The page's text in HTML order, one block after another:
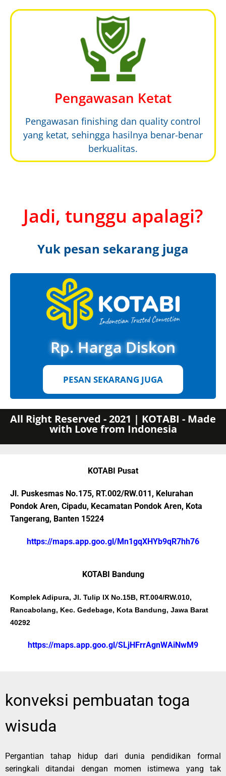
Pengawasan Ketat
Pengawasan finishing dan quality control
yang ketat, sehingga hasilnya benar-benar
berkualitas.
Jadi, tunggu apalagi?
Yuk pesan sekarang juga
Rp. Harga Diskon
PESAN SEKARANG JUGA
All Right Reserved - 2021 | KOTABI - Made
with Love from Indonesia
KOTABI Pusat
Jl. Puskesmas No.175, RT.002/RW.011, Kelurahan
Pondok Aren, Cipadu, Kecamatan Pondok Aren, Kota
Tangerang, Banten 15224
https://maps.app.goo.gl/Mn1gqXHYb9qR7hh76
KOTABI Bandung
Komplek Adipura, Jl. Tulip IX No.15B, RT.004/RW.010,
Rancabolang, Kec. Gedebage, Kota Bandung, Jawa Barat
40292
https://maps.app.goo.gl/SLjHFrrAgnWAiNwM9
konveksi pembuatan toga
wisuda
Pergantian tahap hidup dari dunia pendidikan formal
seringkali ditandai dengan momen istimewa yang tak